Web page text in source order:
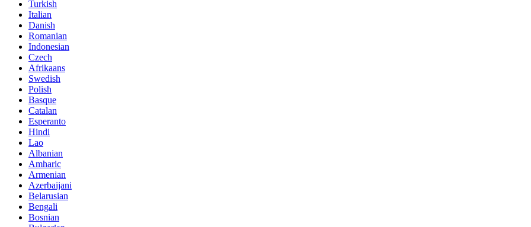
Turkish
Italian
Danish
Romanian
Indonesian
Czech
Afrikaans
Swedish
Polish
Basque
Catalan
Esperanto
Hindi
Lao
Albanian
Amharic
Armenian
Azerbaijani
Belarusian
Bengali
Bosnian